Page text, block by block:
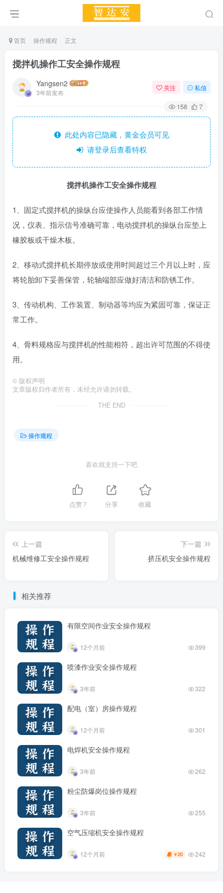
首页 操作规程 正文
搅拌机操作工安全操作规程
Yangsen2
3年前发布
关注 私信
158 7
此处内容已隐藏，黄金会员可见
请登录后查看特权
搅拌机操作工安全操作规程
1、固定式搅拌机的操纵台应使操作人员能看到各部工作情
况，仪表、指示信号准确可靠，电动搅拌机的操纵台应垫上
橡胶板或干燥木板。
2、移动式搅拌机长期停放或使用时间超过三个月以上时，应
将轮胎卸下妥善保管，轮轴端部应做好清洁和防锈工作。
3、传动机构、工作装置、制动器等均应为紧固可靠，保证正
常工作。
4、骨料规格应与搅拌机的性能相符，超出许可范围的不得使
用。
© 版权声明
文章版权归作者所有，未经允许请勿转载。
THE END
操作规程
喜欢就支持一下吧
点赞7 分享 收藏
上一篇
机械维修工安全操作规程
下一篇
挤压机安全操作规程
相关推荐
有限空间作业安全操作规程
12个月前 399
喷漆作业安全操作规程
3年前 322
配电（室）房操作规程
12个月前 301
电焊机安全操作规程
3年前 262
粉尘防爆岗位操作规程
3年前 255
空气压缩机安全操作规程
12个月前 ￥20 242